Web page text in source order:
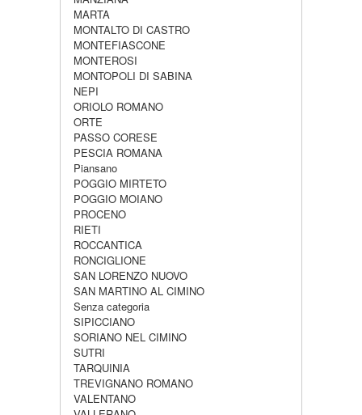
MARTA
MONTALTO DI CASTRO
MONTEFIASCONE
MONTEROSI
MONTOPOLI DI SABINA
NEPI
ORIOLO ROMANO
ORTE
PASSO CORESE
PESCIA ROMANA
Piansano
POGGIO MIRTETO
POGGIO MOIANO
PROCENO
RIETI
ROCCANTICA
RONCIGLIONE
SAN LORENZO NUOVO
SAN MARTINO AL CIMINO
Senza categoria
SIPICCIANO
SORIANO NEL CIMINO
SUTRI
TARQUINIA
TREVIGNANO ROMANO
VALENTANO